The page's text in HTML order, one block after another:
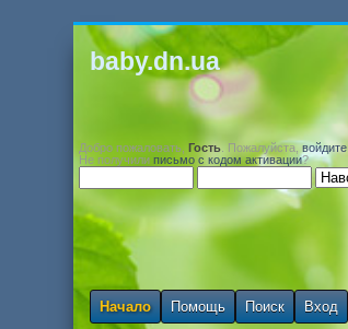
baby.dn.ua
Добро пожаловать,Гость . Пожалуйста,войдите
Не получилиписьмо с кодом активации?
Начало Помощь Поиск Вход